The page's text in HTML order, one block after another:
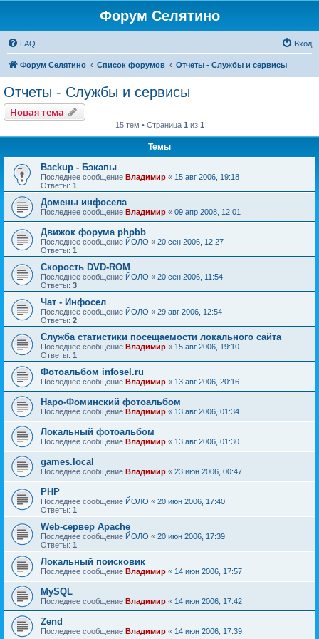
Форум Селятино
FAQ Вход
Форум Селятино Список форумов Отчеты - Службы и сервисы
Отчеты - Службы и сервисы
Новая тема
15 тем • Страница 1 из 1
Темы
Backup - Бэкапы
Последнее сообщение Владимир « 15 авг 2006, 19:18
Ответы: 1
Домены инфосела
Последнее сообщение Владимир « 09 апр 2008, 12:01
Движок форума phpbb
Последнее сообщение ЙОЛО « 20 сен 2006, 12:27
Ответы: 1
Скорость DVD-ROM
Последнее сообщение ЙОЛО « 20 сен 2006, 11:54
Ответы: 3
Чат - Инфосел
Последнее сообщение ЙОЛО « 29 авг 2006, 12:54
Ответы: 2
Служба статистики посещаемости локального сайта
Последнее сообщение Владимир « 15 авг 2006, 19:10
Ответы: 1
Фотоальбом infosel.ru
Последнее сообщение Владимир « 13 авг 2006, 20:16
Наро-Фоминский фотоальбом
Последнее сообщение Владимир « 13 авг 2006, 01:34
Локальный фотоальбом
Последнее сообщение Владимир « 13 авг 2006, 01:30
games.local
Последнее сообщение Владимир « 23 июн 2006, 00:47
PHP
Последнее сообщение ЙОЛО « 20 июн 2006, 17:40
Ответы: 1
Web-сервер Apache
Последнее сообщение ЙОЛО « 20 июн 2006, 17:39
Ответы: 1
Локальный поисковик
Последнее сообщение Владимир « 14 июн 2006, 17:57
MySQL
Последнее сообщение Владимир « 14 июн 2006, 17:42
Zend
Последнее сообщение Владимир « 14 июн 2006, 17:39